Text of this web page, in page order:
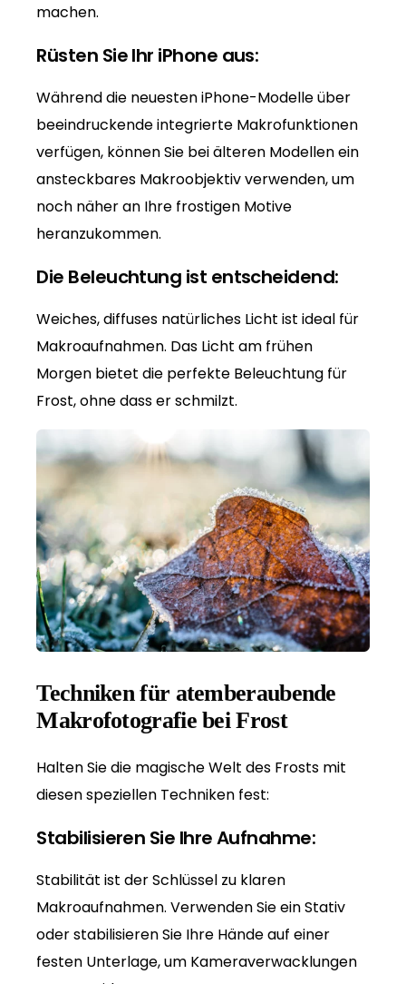
machen.
Rüsten Sie Ihr iPhone aus:
Während die neuesten iPhone-Modelle über
beeindruckende integrierte Makrofunktionen
verfügen, können Sie bei älteren Modellen ein
ansteckbares Makroobjektiv verwenden, um
noch näher an Ihre frostigen Motive
heranzukommen.
Die Beleuchtung ist entscheidend:
Weiches, diffuses natürliches Licht ist ideal für
Makroaufnahmen. Das Licht am frühen
Morgen bietet die perfekte Beleuchtung für
Frost, ohne dass er schmilzt.
Techniken für atemberaubende
Makrofotografie bei Frost
Halten Sie die magische Welt des Frosts mit
diesen speziellen Techniken fest:
Stabilisieren Sie Ihre Aufnahme:
Stabilität ist der Schlüssel zu klaren
Makroaufnahmen. Verwenden Sie ein Stativ
oder stabilisieren Sie Ihre Hände auf einer
festen Unterlage, um Kameraverwacklungen